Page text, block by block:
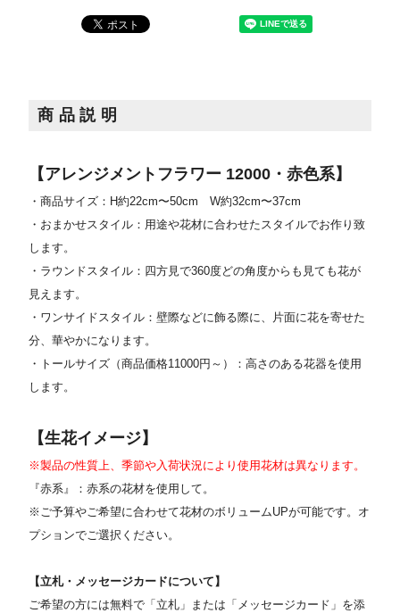
商品説明
【アレンジメントフラワー 12000・赤色系】
・商品サイズ：H約22cm〜50cm W約32cm〜37cm
・おまかせスタイル：用途や花材に合わせたスタイルでお作り致
します。
・ラウンドスタイル：四方見で360度どの角度からも見ても花が
見えます。
・ワンサイドスタイル：壁際などに飾る際に、片面に花を寄せた
分、華やかになります。
・トールサイズ（商品価格11000円～）：高さのある花器を使用
します。
【生花イメージ】
※製品の性質上、季節や入荷状況により使用花材は異なります。
『赤系』：赤系の花材を使用して。
※ご予算やご希望に合わせて花材のボリュームUPが可能です。オ
プションでご選択ください。
【立札・メッセージカードについて】
ご希望の方には無料で「立札」または「メッセージカード」を添